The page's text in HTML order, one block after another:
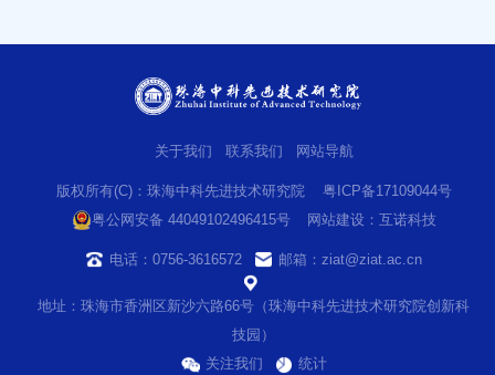
关于我们 联系我们 网站导航
版权所有(C)：珠海中科先进技术研究院
粤ICP备17109044号
粤公网安备 44049102496415号
网站建设 ：互诺科技
电话：0756-3616572 邮箱：ziat@ziat.ac.cn
地址：珠海市香洲区新沙六路66号（珠海中科先进技术研究院创新科
技园）
关注我们
统计